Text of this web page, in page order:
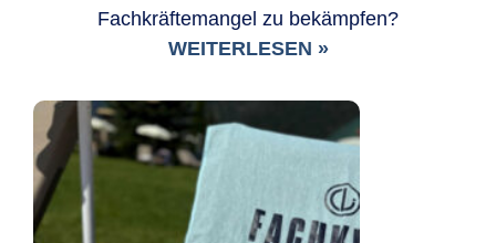
Fachkräftemangel zu bekämpfen?
WEITERLESEN »